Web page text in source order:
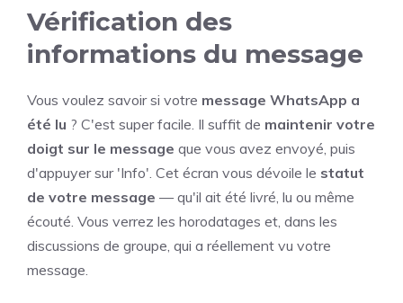
Vérification des
informations du message
Vous voulez savoir si votre message WhatsApp a
été lu ? C'est super facile. Il suffit de maintenir votre
doigt sur le message que vous avez envoyé, puis
d'appuyer sur 'Info'. Cet écran vous dévoile le statut
de votre message — qu'il ait été livré, lu ou même
écouté. Vous verrez les horodatages et, dans les
discussions de groupe, qui a réellement vu votre
message.